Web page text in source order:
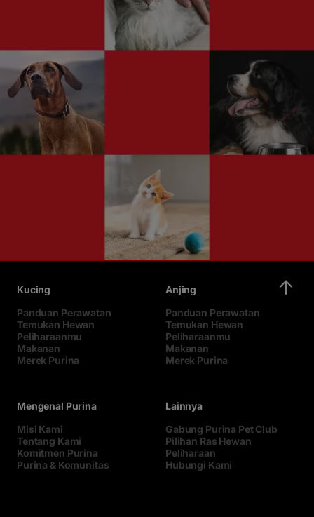
Kucing
Panduan Perawatan
Temukan Hewan
Peliharaanmu
Makanan
Merek Purina
Anjing
Panduan Perawatan
Temukan Hewan
Peliharaanmu
Makanan
Merek Purina
Mengenal Purina
Misi Kami
Tentang Kami
Komitmen Purina
Purina & Komunitas
Lainnya
Gabung Purina Pet Club
Pilihan Ras Hewan
Peliharaan
Hubungi Kami